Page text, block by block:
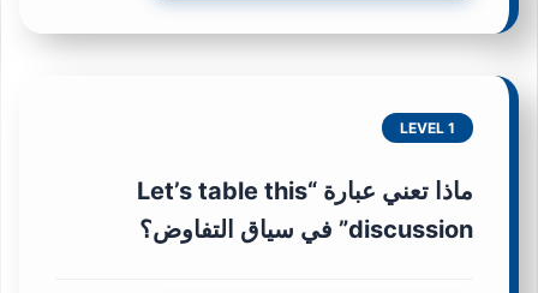
LEVEL 1
ماذا تعني عبارة “Let’s table this
discussion” في سياق التفاوض؟